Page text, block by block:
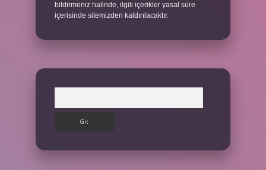
bildirmeniz halinde, ilgili içerikler yasal süre
içerisinde sitemizden kaldırılacaktır.